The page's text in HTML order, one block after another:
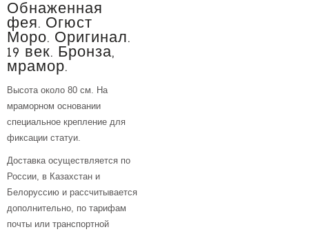
Обнаженная
фея. Огюст
Моро. Оригинал.
19 век. Бронза,
мрамор.
Высота около 80 см. На
мраморном основании
специальное крепление для
фиксации статуи.
Доставка осуществляется по
России, в Казахстан и
Белоруссию и рассчитывается
дополнительно, по тарифам
почты или транспортной